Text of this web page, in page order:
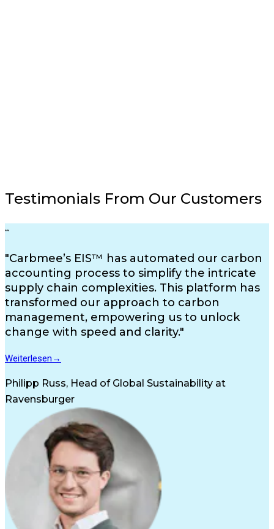
Testimonials From Our Customers
“
"Carbmee’s EIS™ has automated our carbon
accounting process to simplify the intricate
supply chain complexities. This platform has
transformed our approach to carbon
management, empowering us to unlock
change with speed and clarity."
Weiterlesen→
Philipp Russ, Head of Global Sustainability at
Ravensburger